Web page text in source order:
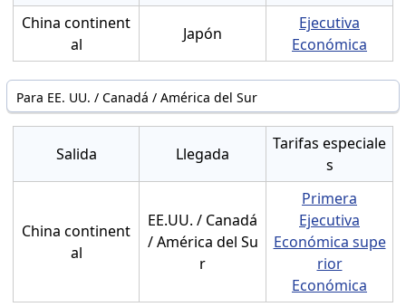
China continent
al
Japón
Ejecutiva
Económica
Para EE. UU. / Canadá / América del Sur
Salida Llegada
Tarifas especiale
s
China continent
al
EE.UU. / Canadá
/ América del Su
r
Primera
Ejecutiva
Económica supe
rior
Económica